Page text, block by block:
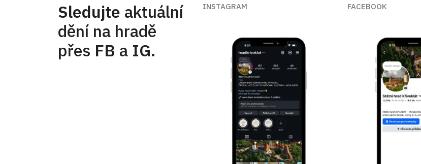
Sledujte aktuální
dění na hradě
přes FB a IG.
INSTAGRAM FACEBOOK